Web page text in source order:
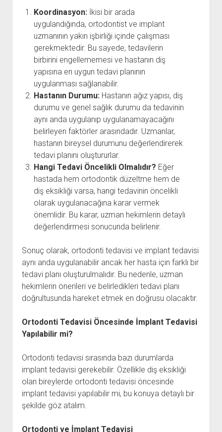
Koordinasyon: İkisi bir arada
uygulandığında, ortodontist ve implant
uzmanının yakın işbirliği içinde çalışması
gerekmektedir. Bu sayede, tedavilerin
birbirini engellememesi ve hastanın diş
yapısına en uygun tedavi planının
uygulanması sağlanabilir.
Hastanın Durumu: Hastanın ağız yapısı, diş
durumu ve genel sağlık durumu da tedavinin
aynı anda uygulanıp uygulanamayacağını
belirleyen faktörler arasındadır. Uzmanlar,
hastanın bireysel durumunu değerlendirerek
tedavi planını oluştururlar.
Hangi Tedavi Öncelikli Olmalıdır? Eğer
hastada hem ortodontik düzeltme hem de
diş eksikliği varsa, hangi tedavinin öncelikli
olarak uygulanacağına karar vermek
önemlidir. Bu karar, uzman hekimlerin detaylı
değerlendirmesi sonucunda belirlenir.
Sonuç olarak, ortodonti tedavisi ve implant tedavisi
aynı anda uygulanabilir ancak her hasta için farklı bir
tedavi planı oluşturulmalıdır. Bu nedenle, uzman
hekimlerin önerileri ve belirledikleri tedavi planı
doğrultusunda hareket etmek en doğrusu olacaktır.
Ortodonti Tedavisi Öncesinde İmplant Tedavisi
Yapılabilir mi?
Ortodonti tedavisi sırasında bazı durumlarda
implant tedavisi gerekebilir. Özellikle diş eksikliği
olan bireylerde ortodonti tedavisi öncesinde
implant tedavisi yapılabilir mi, bu konuya detaylı bir
şekilde göz atalım.
Ortodonti ve İmplant Tedavisi